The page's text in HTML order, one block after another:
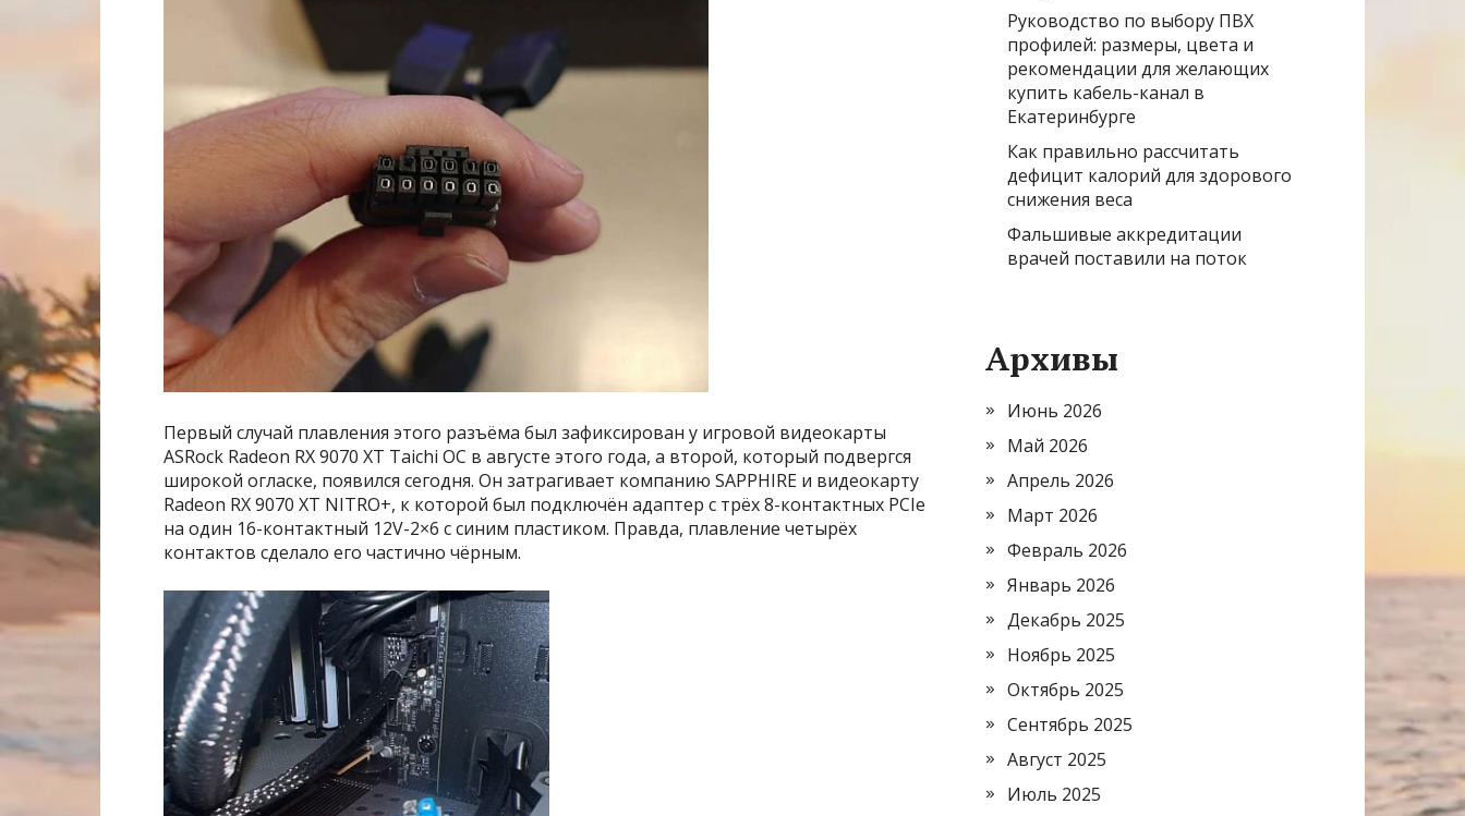
Первый случай плавления этого разъёма был зафиксирован у игровой видеокарты
ASRock Radeon RX 9070 XT Taichi OC в августе этого года, а второй, который подвергся
широкой огласке, появился сегодня. Он затрагивает компанию SAPPHIRE и видеокарту
Radeon RX 9070 XT NITRO+, к которой был подключён адаптер с трёх 8-контактных PCIe
на один 16-контактный 12V-2×6 с синим пластиком. Правда, плавление четырёх
контактов сделало его частично чёрным.
Руководство по выбору ПВХ
профилей: размеры, цвета и
рекомендации для желающих
купить кабель-канал в
Екатеринбурге
Как правильно рассчитать
дефицит калорий для здорового
снижения веса
Фальшивые аккредитации
врачей поставили на поток
Архивы
Июнь 2026
Май 2026
Апрель 2026
Март 2026
Февраль 2026
Январь 2026
Декабрь 2025
Ноябрь 2025
Октябрь 2025
Сентябрь 2025
Август 2025
Июль 2025